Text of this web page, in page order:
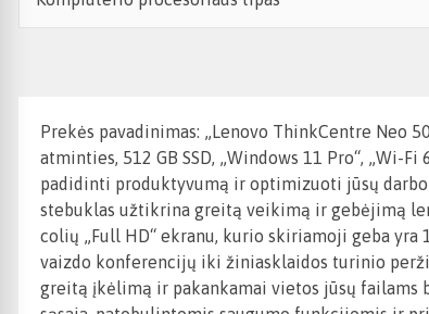
Prekės pavadinimas: „Lenovo ThinkCentre Neo
atminties, 512 GB SSD, „Windows 11 Pro“, „Wi-
padidinti produktyvumą ir optimizuoti jūsų
stebuklas užtikrina greitą veikimą ir gebėjimą
colių „Full HD“ ekranu, kurio skiriamoji geba
vaizdo konferencijų iki žiniasklaidos turinio
greitą įkėlimą ir pakankamai vietos jūsų failams